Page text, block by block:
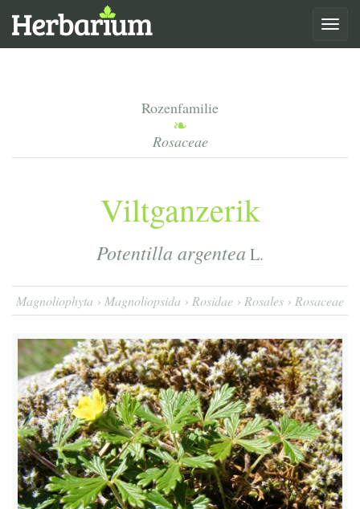
Toggle
Rozenfamilie
Rosaceae
Viltganzerik
Potentilla argentea L.
Magnoliophyta Magnoliopsida Rosidae Rosales Rosaceae